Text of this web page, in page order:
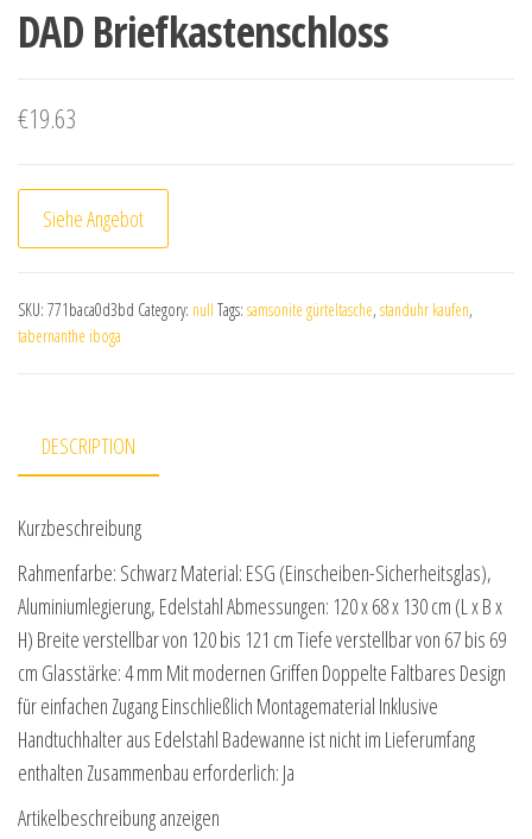
DAD Briefkastenschloss
€19.63
Siehe Angebot
SKU: 771baca0d3bd Category: null Tags: samsonite gürteltasche, standuhr kaufen,
tabernanthe iboga
DESCRIPTION
Kurzbeschreibung
Rahmenfarbe: Schwarz Material: ESG (Einscheiben-Sicherheitsglas),
Aluminiumlegierung, Edelstahl Abmessungen: 120 x 68 x 130 cm (L x B x
H) Breite verstellbar von 120 bis 121 cm Tiefe verstellbar von 67 bis 69
cm Glasstärke: 4 mm Mit modernen Griffen Doppelte Faltbares Design
für einfachen Zugang Einschließlich Montagematerial Inklusive
Handtuchhalter aus Edelstahl Badewanne ist nicht im Lieferumfang
enthalten Zusammenbau erforderlich: Ja
Artikelbeschreibung anzeigen